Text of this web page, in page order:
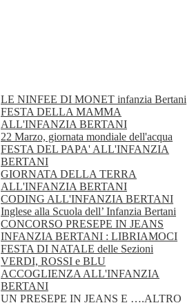
LE NINFEE DI MONET infanzia Bertani
FESTA DELLA MAMMA
ALL'INFANZIA BERTANI
22 Marzo, giornata mondiale dell'acqua
FESTA DEL PAPA' ALL'INFANZIA
BERTANI
GIORNATA DELLA TERRA
ALL'INFANZIA BERTANI
CODING ALL'INFANZIA BERTANI
Inglese alla Scuola dell’ Infanzia Bertani
CONCORSO PRESEPE IN JEANS
INFANZIA BERTANI : LIBRIAMOCI
FESTA DI NATALE delle Sezioni
VERDI, ROSSI e BLU
ACCOGLIENZA ALL'INFANZIA
BERTANI
UN PRESEPE IN JEANS E ….ALTRO